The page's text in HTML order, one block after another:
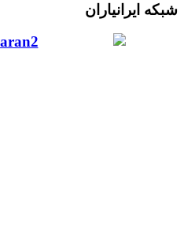
شبکه ایرانیاران